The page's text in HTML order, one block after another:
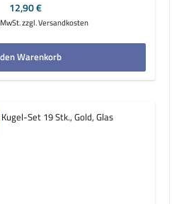
Regulärer Preis:
12,90 €
zzgl. Versandkosten
Warenkorb